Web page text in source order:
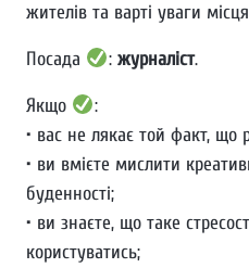
жителів та варті уваги
Посада : журналіст.
Якщо
:
• вас не лякає той факт, що
• ви вмієте мислити
буденності;
• ви знаєте, що таке
користуватись;